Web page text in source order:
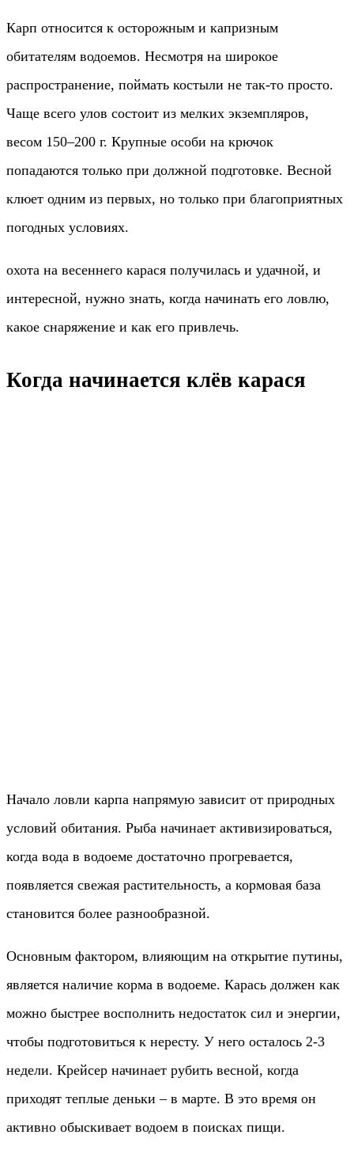
Карп относится к осторожным и капризным
обитателям водоемов. Несмотря на широкое
распространение, поймать костыли не так-то просто.
Чаще всего улов состоит из мелких экземпляров,
весом 150–200 г. Крупные особи на крючок
попадаются только при должной подготовке. Весной
клюет одним из первых, но только при благоприятных
погодных условиях.
охота на весеннего карася получилась и удачной, и
интересной, нужно знать, когда начинать его ловлю,
какое снаряжение и как его привлечь.
Когда начинается клёв карася
Начало ловли карпа напрямую зависит от природных
условий обитания. Рыба начинает активизироваться,
когда вода в водоеме достаточно прогревается,
появляется свежая растительность, а кормовая база
становится более разнообразной.
Основным фактором, влияющим на открытие путины,
является наличие корма в водоеме. Карась должен как
можно быстрее восполнить недостаток сил и энергии,
чтобы подготовиться к нересту. У него осталось 2-3
недели. Крейсер начинает рубить весной, когда
приходят теплые деньки – в марте. В это время он
активно обыскивает водоем в поисках пищи.